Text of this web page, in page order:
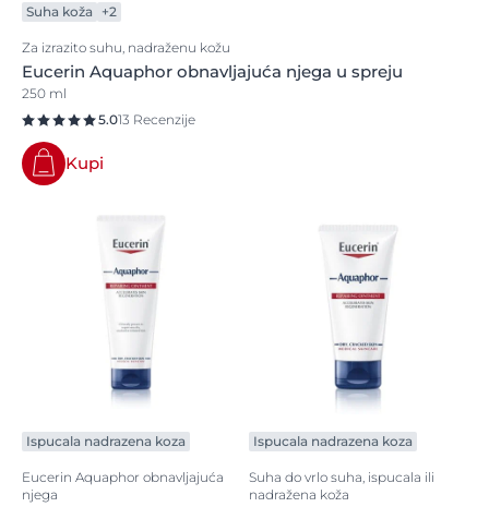
Suha koža +2
Za izrazito suhu, nadraženu kožu
Eucerin Aquaphor obnavljajuća njega u spreju
250 ml
5.013 Recenzije
Kupi
Ispucala nadrazena koza
Eucerin Aquaphor obnavljajuća
njega
Ispucala nadrazena koza
Suha do vrlo suha, ispucala ili
nadražena koža